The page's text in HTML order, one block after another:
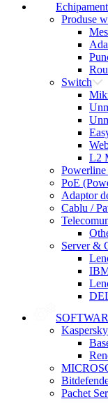
Produse
Switch
L2
PoE
Adaptor
Cablu /
Server &
Kaspersky
Pachet